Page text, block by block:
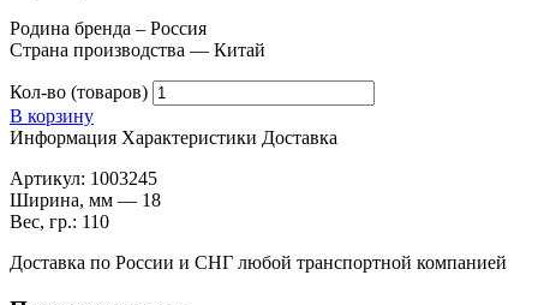
Родина бренда – Россия
Страна производства — Китай
Кол-во (товаров)
В корзину
Информация Характеристики Доставка
Артикул: 1003245
Ширина, мм — 18
Вес, гр.: 110
Доставка по России и СНГ любой транспортной компанией